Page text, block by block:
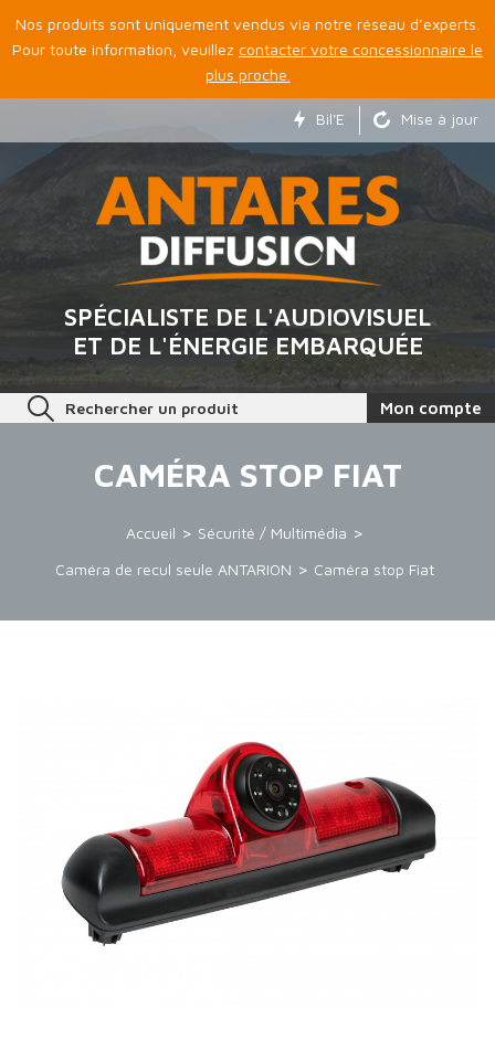
Nos produits sont uniquement vendus via notre réseau d’experts.
Pour toute information, veuillez contacter votre concessionnaire le
plus proche.
Bil'E Mise à jour
SPÉCIALISTE DE L'AUDIOVISUEL
ET DE L'ÉNERGIE EMBARQUÉE
Rechercher un produit Mon compte
CAMÉRA STOP FIAT
Accueil
Sécurité / Multimédia
Caméra de recul seule ANTARION
Caméra stop Fiat